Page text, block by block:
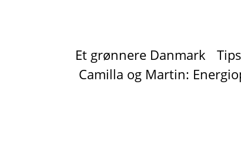
Et grønnere Danmark
Camilla og Martin: